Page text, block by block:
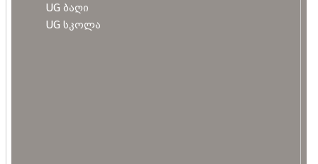
UG ბაღი
UG სკოლა